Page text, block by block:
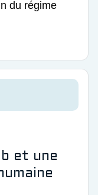
du régime
et une